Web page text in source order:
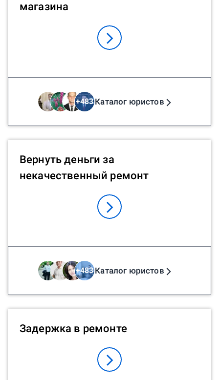
магазина
+483Каталог юристов
Вернуть деньги за
некачественный ремонт
+483Каталог юристов
Задержка в ремонте